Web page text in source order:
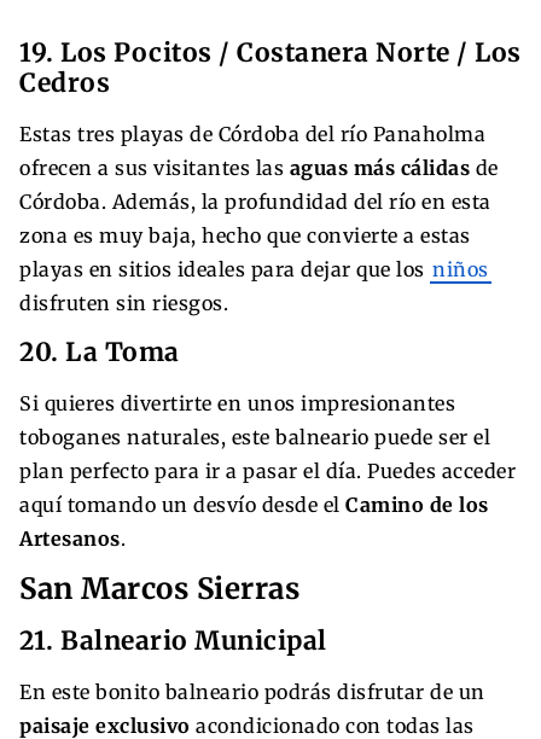
19. Los Pocitos / Costanera Norte / Los
Cedros
Estas tres playas de Córdoba del río Panaholma
ofrecen a sus visitantes las aguas más cálidas de
Córdoba. Además, la profundidad del río en esta
zona es muy baja, hecho que convierte a estas
playas en sitios ideales para dejar que los niños
disfruten sin riesgos.
20. La Toma
Si quieres divertirte en unos impresionantes
toboganes naturales, este balneario puede ser el
plan perfecto para ir a pasar el día. Puedes acceder
aquí tomando un desvío desde el Camino de los
Artesanos.
San Marcos Sierras
21. Balneario Municipal
En este bonito balneario podrás disfrutar de un
paisaje exclusivo acondicionado con todas las